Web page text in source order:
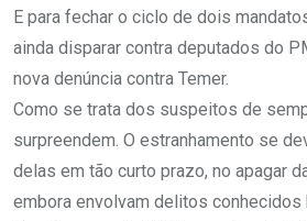
E para fechar o ciclo de dois
ainda disparar contra deputados do
nova denúncia contra Temer.
Como se trata dos suspeitos de
surpreendem. O estranhamento se
delas em tão curto prazo, no apagar
embora envolvam delitos conhecidos